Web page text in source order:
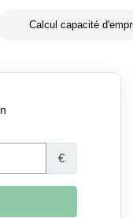
Calcul capacité